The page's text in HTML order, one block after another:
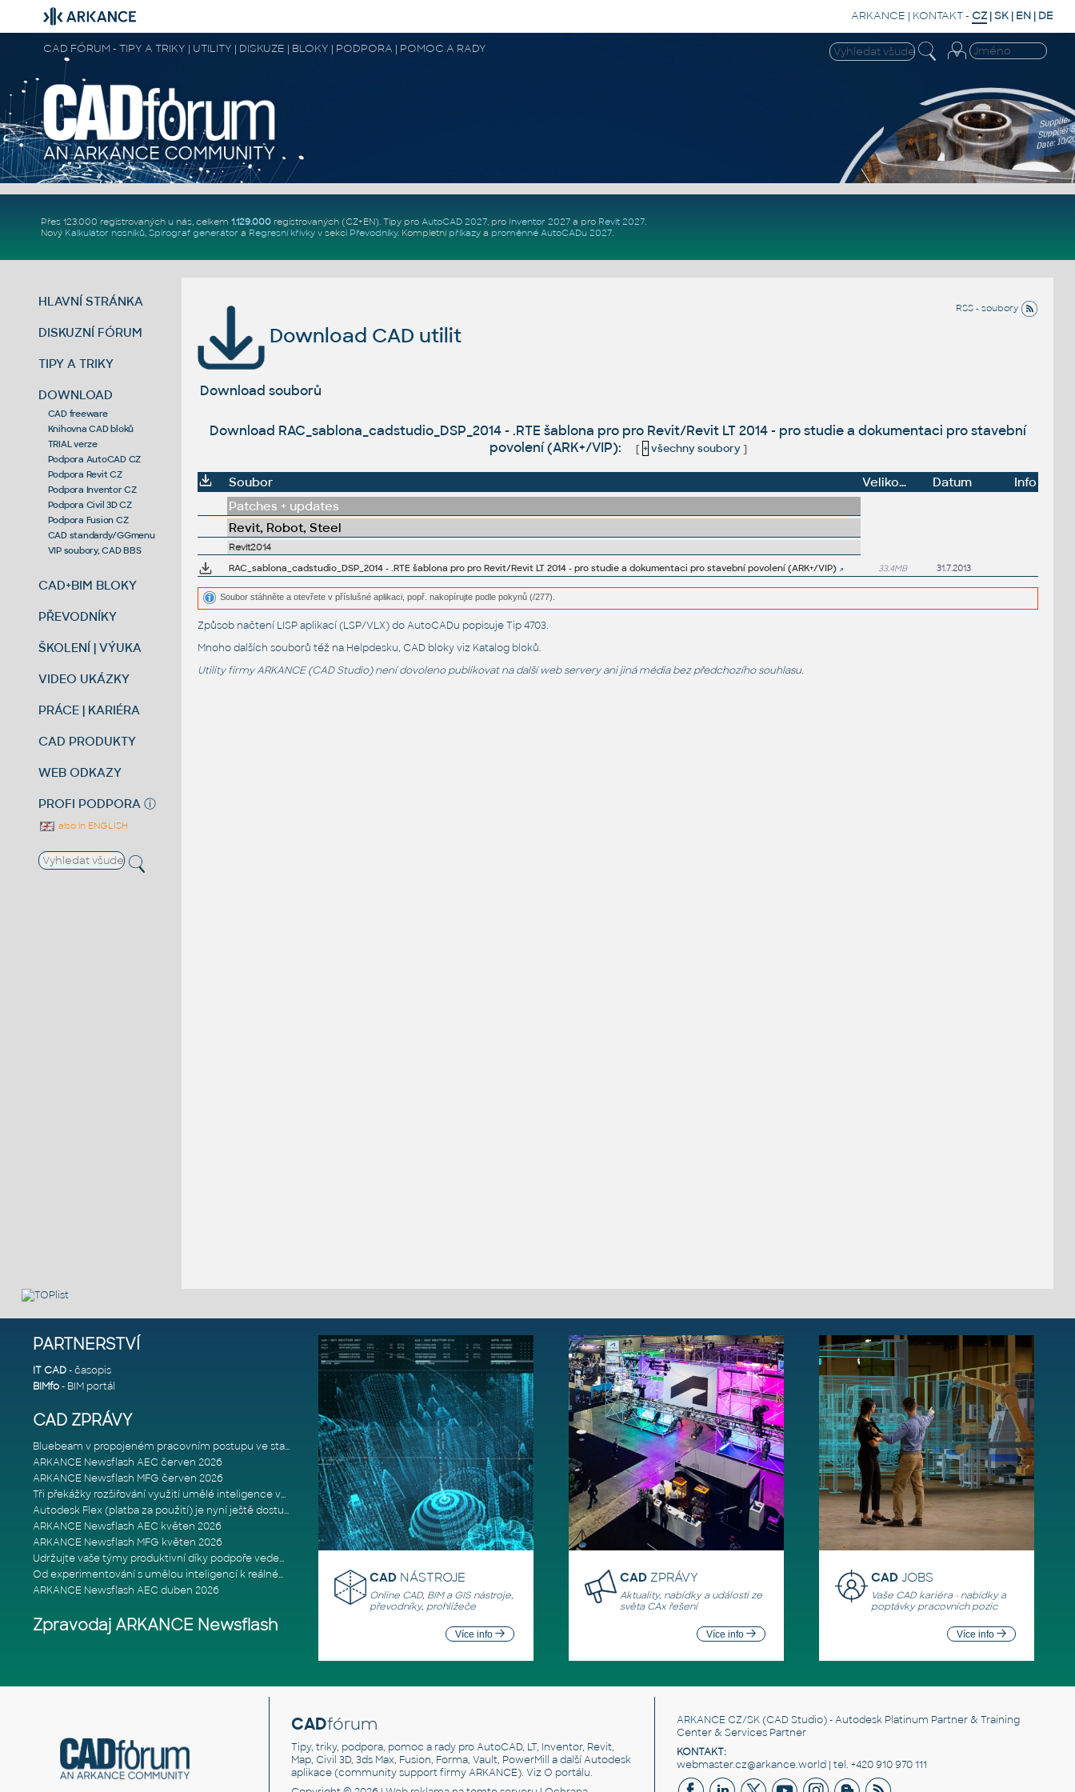
ARKANCE | KONTAKT- CZ |SK | EN | DE
CAD FÓRUM - TIPY A TRIKY | UTILITY | DISKUZE | BLOKY | PODPORA | POMOC A RADY
Přes 123.000 registrovaných u nás, celkem 1.129.000registrovaných (CZ+EN). Tipy pro AutoCAD 2027, pro Inventor 2027a pro Revit 2027.
Nový Kalkulátor nosníků, Spirograf generátor a Regresní křivkyv sekci Převodníky. Kompletní příkazya proměnné AutoCADu 2027.
HLAVNÍ STRÁNKA
DISKUZNÍ FÓRUM
TIPY A TRIKY
DOWNLOAD
CAD freeware
Knihovna CAD bloků
TRIAL verze
Podpora AutoCAD CZ
Podpora Revit CZ
Podpora Inventor CZ
Podpora Civil 3D CZ
Podpora Fusion CZ
CAD standardy/GGmenu
VIP soubory, CAD BBS
CAD+BIM BLOKY
PŘEVODNÍKY
ŠKOLENÍ | VÝUKA
VIDEO UKÁZKY
PRÁCE | KARIÉRA
CAD PRODUKTY
WEB ODKAZY
PROFI PODPORA ⓘ
also in ENGLISH
RSS - soubory
Download CAD utilit
Download souborů
Download RAC_sablona_cadstudio_DSP_2014 - .RTE šablona pro pro Revit/Revit LT 2014 - pro studie a dokumentaci pro stavební
povolení (ARK+/VIP):
[ + všechny soubory]
Soubor Velikost Datum
Info
Patches + updates
Revit, Robot, Steel
Revit2014
RAC_sablona_cadstudio_DSP_2014 - .RTE šablona pro pro Revit/Revit LT 2014 - pro studie a dokumentaci pro stavební povolení (ARK+/VIP)
33.4MB 31.7.2013
Soubor stáhněte a otevřete v příslušné aplikaci, popř. nakopírujte podle pokynů (/277).
Způsob načtení LISP aplikací (LSP/VLX) do AutoCADu popisujeTip 4703.
Mnoho dalších souborů též na Helpdesku, CAD bloky viz Katalog bloků.
Utility firmy ARKANCE (CAD Studio) není dovoleno publikovat na další web servery ani jiná média bez předchozího souhlasu.
PARTNERSTVÍ
IT CAD- časopis
BIMfo- BIM portál
CAD ZPRÁVY
Bluebeam v propojeném pracovním postupu ve stavebnictví: Proč je int
ARKANCE Newsflash AEC červen 2026
ARKANCE Newsflash MFG červen 2026
Tři překážky rozšiřování využití umělé inteligence ve stavebním prům
Autodesk Flex (platba za použití) je nyní ještě dostupnější
ARKANCE Newsflash AEC květen 2026
ARKANCE Newsflash MFG květen 2026
Udržujte vaše týmy produktivní díky podpoře vedené odborníky
Od experimentování s umělou inteligencí k reálnému dopadu na podniká
ARKANCE Newsflash AEC duben 2026
Zpravodaj ARKANCE Newsflash
CAD NÁSTROJE
Online CAD, BIM a GIS nástroje,
převodníky, prohlížeče
Více info
CAD ZPRÁVY
Aktuality, nabídky a události ze
světa CAx řešení
Více info
CADJOBS
Vaše CAD kariéra - nabídky a
poptávky pracovních pozic
Více info
CADfórum
Tipy, triky, podpora, pomoc a rady pro AutoCAD, LT, Inventor, Revit,
Map, Civil 3D, 3ds Max, Fusion, Forma, Vault, PowerMill a další Autodesk
aplikace (community support firmy ARKANCE). Viz O portálu.
ARKANCE CZ/SK(CAD Studio) - Autodesk Platinum Partner & Training
Center & Services Partner
KONTAKT:
webmaster.cz@arkance.world | tel. +420 910 970 111